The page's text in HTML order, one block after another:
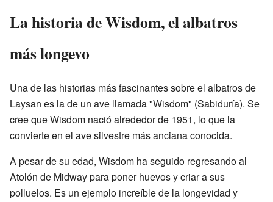
La historia de Wisdom, el albatros
más longevo
Una de las historias más fascinantes sobre el albatros de
Laysan es la de un ave llamada "Wisdom" (Sabiduría). Se
cree que Wisdom nació alrededor de 1951, lo que la
convierte en el ave silvestre más anciana conocida.
A pesar de su edad, Wisdom ha seguido regresando al
Atolón de Midway para poner huevos y criar a sus
polluelos. Es un ejemplo increíble de la longevidad y